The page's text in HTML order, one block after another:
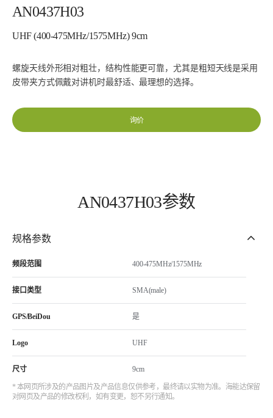
AN0437H03
UHF (400-475MHz/1575MHz) 9cm
螺旋天线外形相对粗壮，结构性能更可靠，尤其是粗短天线是采用
皮带夹方式佩戴对讲机时最舒适、最理想的选择。
询价
AN0437H03参数
规格参数
频段范围 400-475MHz/1575MHz
接口类型 SMA(male)
GPS/BeiDou 是
Logo UHF
尺寸 9cm
* 本网页所涉及的产品图片及产品信息仅供参考，最终请以实物为准。海能达保留
对网页及产品的修改权利，如有变更，恕不另行通知。